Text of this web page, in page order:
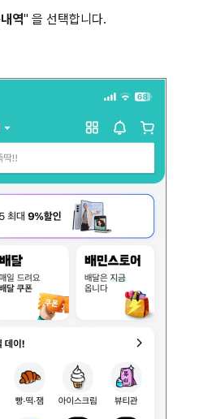
역" 을 선택합니다.